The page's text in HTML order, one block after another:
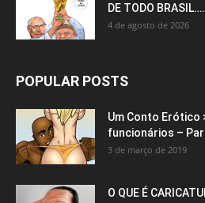
DE TODO
4 de agosto de 2026
POPULAR POSTS
Um Conto Erótico
funcionários –
3 de março de 2019
O QUE É